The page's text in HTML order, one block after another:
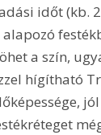
időt (kb.
a szín,
hígítható